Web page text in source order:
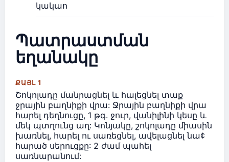
կակաո
Պատրաստման
եղանակը
ՔԱՅԼ 1
Շոկոլադը մանրացնել և հալեցնել տաք
ջրային բաղնիքի վրա: Ջրային բաղնիքի վրա
հարել դեղնուցը, 1 թգ. ջուր, վանիլինի կեսը և
մեկ պտղունց աղ: Կոնյակը, շոկոլադը միասին
խառնել, հարել ու սառեցնել, ավելացնել նա¢
հարած սերուցքը: 2 ժամ պահել
սառնարանում: